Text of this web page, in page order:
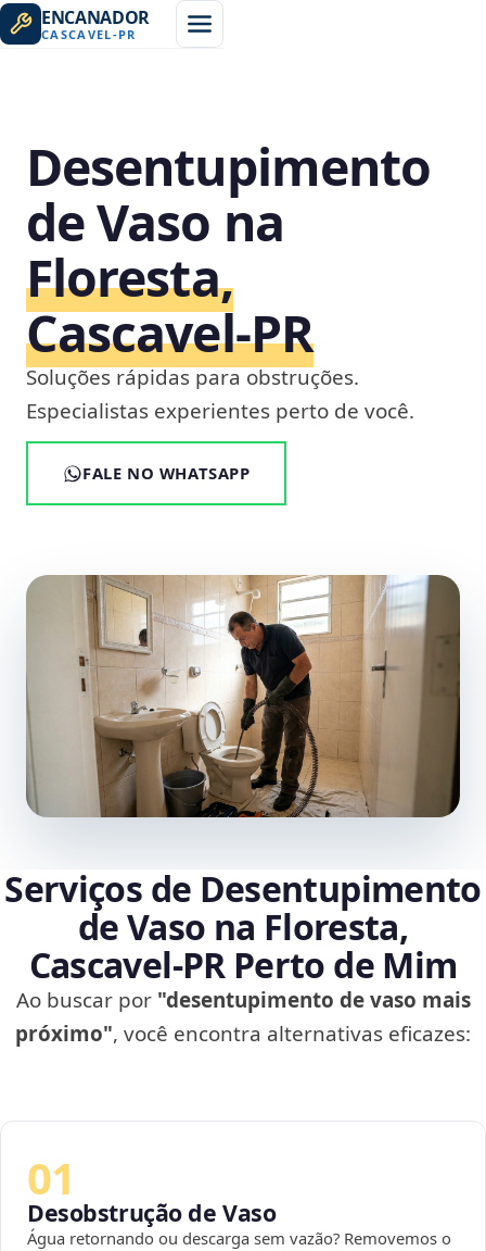
ENCANADOR
CASCAVEL-PR
Desentupimento
de Vaso na
Floresta,
Cascavel‑PR
Soluções rápidas para obstruções.
Especialistas experientes perto de você.
FALE NO WHATSAPP
Serviços de Desentupimento
de Vaso na Floresta,
Cascavel‑PR Perto de Mim
Ao buscar por "desentupimento de vaso mais
próximo", você encontra alternativas eficazes:
01
Desobstrução de Vaso
Água retornando ou descarga sem vazão? Removemos o